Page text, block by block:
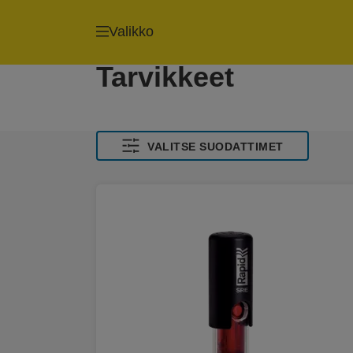
Valikko
Tarvikkeet
VALITSE SUODATTIMET